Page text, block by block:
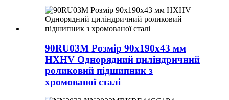
90RU03M Розмір 90x190x43 мм
HXHV Однорядний циліндричний
роликовий підшипник з
хромованої сталі